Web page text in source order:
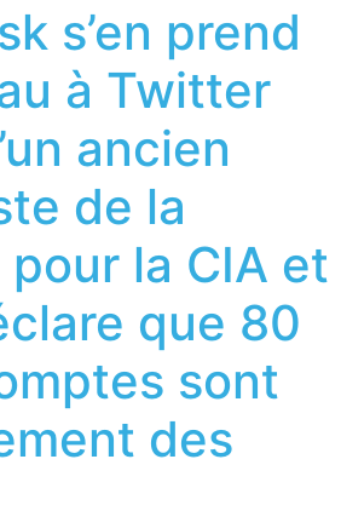
s’en prend
à Twitter
ancien
de la
la CIA et
que 80
sont
des